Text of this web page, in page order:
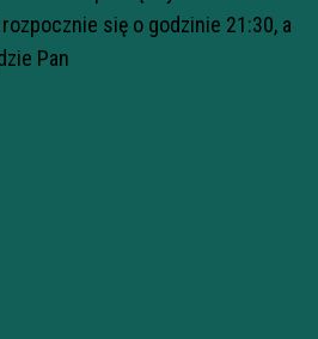
się o godzinie 21:30, a
Pan